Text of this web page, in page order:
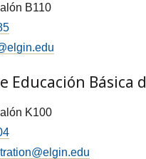
B110
Educación Básica
K100